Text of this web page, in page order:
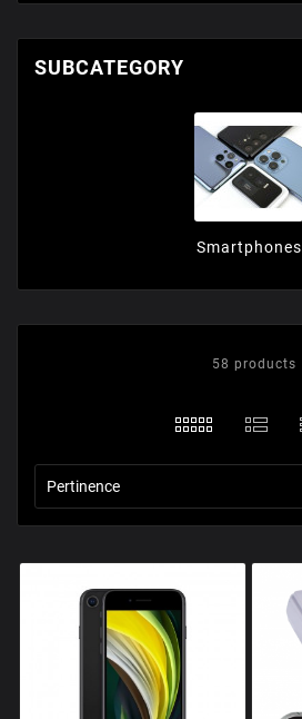
SUBCATEGORY
Smartphones
58 products
Pertinence